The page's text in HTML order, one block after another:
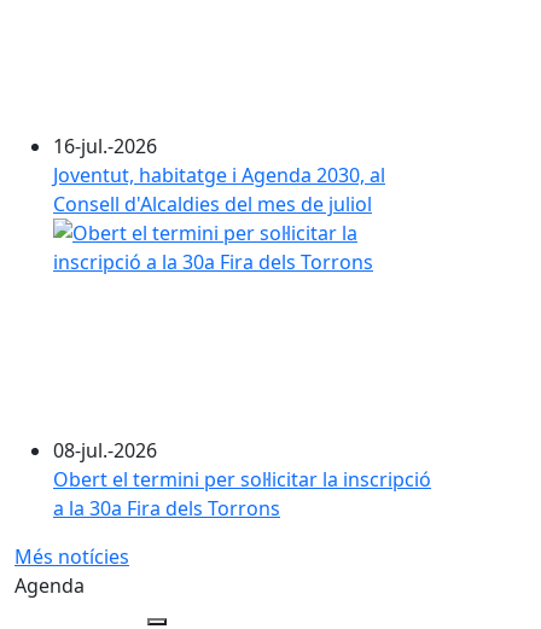
16-jul.-2026
Joventut, habitatge i Agenda 2030, al
Consell d'Alcaldies del mes de juliol
08-jul.-2026
Obert el termini per sol·licitar la inscripció
a la 30a Fira dels Torrons
Més notícies
Agenda